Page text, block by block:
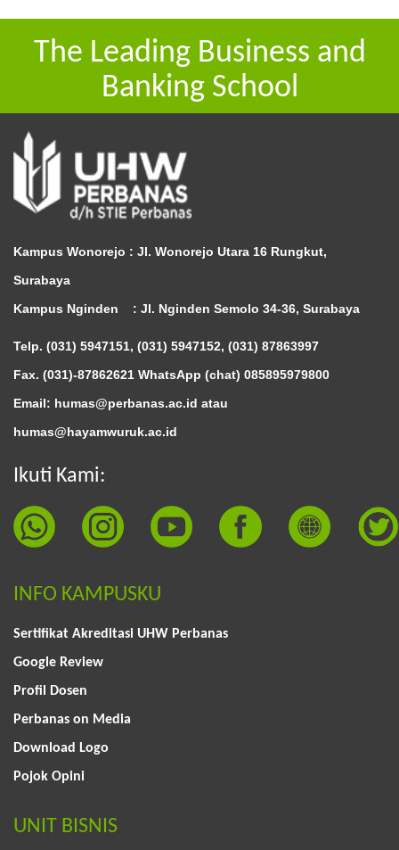
The Leading Business and
Banking School
Kampus Wonorejo : Jl. Wonorejo Utara 16 Rungkut,
Surabaya
Kampus Nginden : Jl. Nginden Semolo 34-36, Surabaya
Telp. (031) 5947151, (031) 5947152, (031) 87863997
Fax. (031)-87862621 WhatsApp (chat) 085895979800
Email: humas@perbanas.ac.id atau
humas@hayamwuruk.ac.id
Ikuti Kami:
INFO KAMPUSKU
Sertifikat Akreditasi UHW Perbanas
Google Review
Profil Dosen
Perbanas on Media
Download Logo
Pojok Opini
UNIT BISNIS